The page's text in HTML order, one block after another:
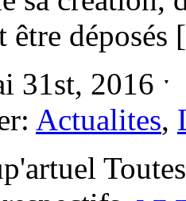
être
31st, 2016 ˑ
Actualites,